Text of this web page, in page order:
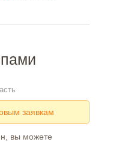
заявкам
вы можете